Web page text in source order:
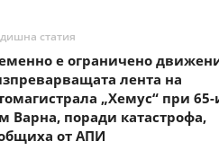
статия
е ограничено
лента на
„Хемус“ при
Варна, поради катастрофа,
от АПИ